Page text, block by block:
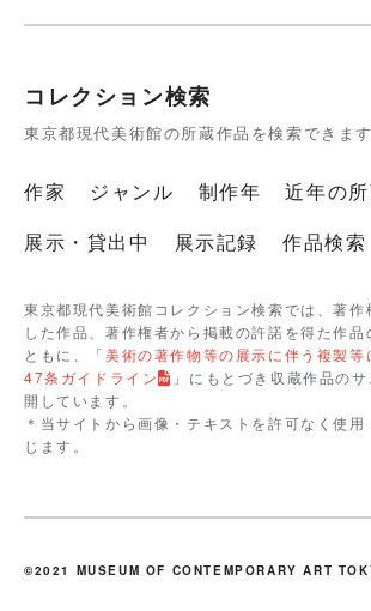
コレクション検索
東京都現代美術館の所蔵作品を検索できます
作家 ジャンル 制作年
近年の
展示・貸出中
展示記録 作品検索
東京都現代美術館コレクション検索では、著作
した作品、著作権者から掲載の許諾を得た作品
ともに、「美術の著作物等の展示に伴う複製等
47条ガイドライン
」にもとづき収蔵作品の
開しています。
＊当サイトから画像・テキストを許可なく使
じます。
©2021 MUSEUM OF CONTEMPORARY ART